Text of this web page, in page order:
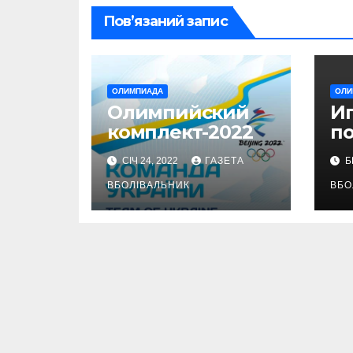
Пов’язаний запис
ОЛИМПИАДА
Олимпийский
комплект-2022
СІЧ 24, 2022 ГАЗЕТА
ВБОЛІВАЛЬНИК